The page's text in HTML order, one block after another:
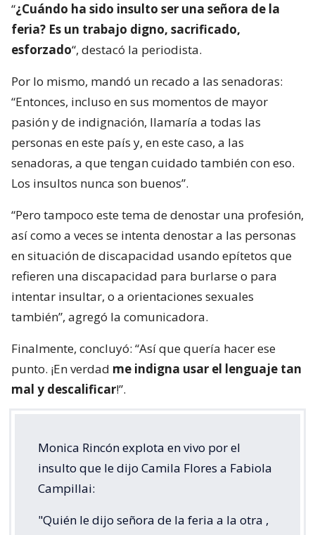
“¿Cuándo ha sido insulto ser una señora de la
feria? Es un trabajo digno, sacrificado,
esforzado“, destacó la periodista.
Por lo mismo, mandó un recado a las senadoras:
“Entonces, incluso en sus momentos de mayor
pasión y de indignación, llamaría a todas las
personas en este país y, en este caso, a las
senadoras, a que tengan cuidado también con eso.
Los insultos nunca son buenos”.
“Pero tampoco este tema de denostar una profesión,
así como a veces se intenta denostar a las personas
en situación de discapacidad usando epítetos que
refieren una discapacidad para burlarse o para
intentar insultar, o a orientaciones sexuales
también”, agregó la comunicadora.
Finalmente, concluyó: “Así que quería hacer ese
punto. ¡En verdad me indigna usar el lenguaje tan
mal y descalificar!”.
Monica Rincón explota en vivo por el
insulto que le dijo Camila Flores a Fabiola
Campillai:
"Quién le dijo señora de la feria a la otra ,